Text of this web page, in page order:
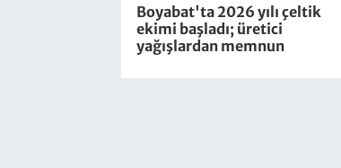
Boyabat'ta 2026 yılı çeltik
ekimi başladı; üretici
yağışlardan memnun